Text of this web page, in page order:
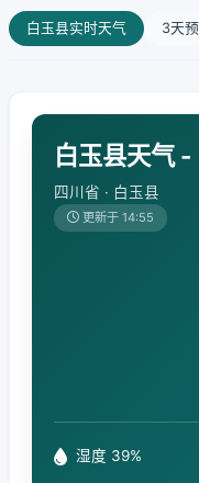
白玉县实时天气 3天
白玉县天气
四川省 · 白玉县
更新于 14:55
湿度 39%